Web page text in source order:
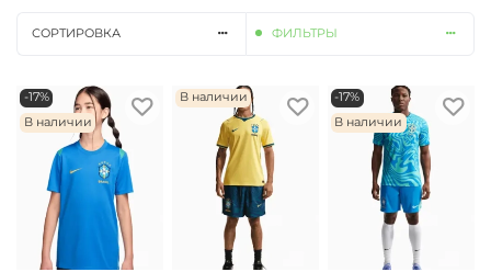
СОРТИРОВКА ФИЛЬТРЫ
-17%
В наличии
В наличии
-17%
В наличии